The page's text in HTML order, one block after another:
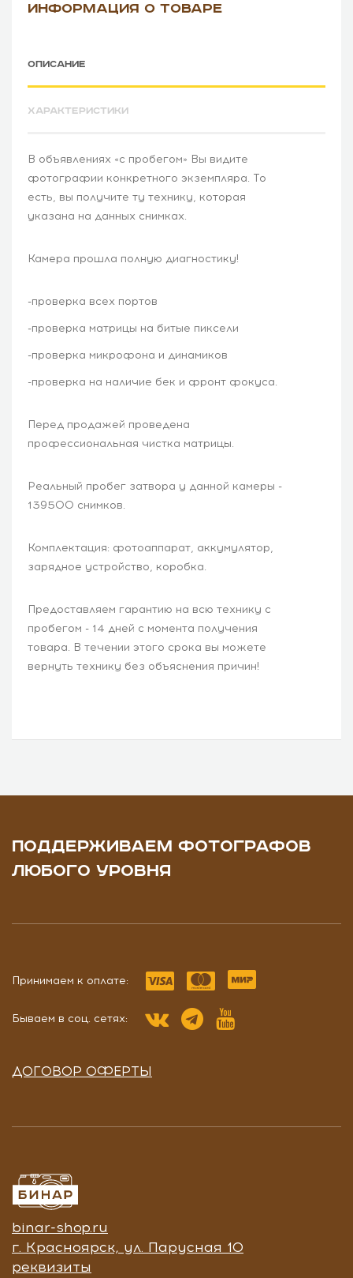
ИНФОРМАЦИЯ О ТОВАРЕ
ОПИСАНИЕ
ХАРАКТЕРИСТИКИ
В объявлениях «c пробегом» Вы видите
фотографии конкретного экземпляра. То
есть, вы получите ту технику, которая
указана на данных снимках.
Камера прошла полную диагностику!
-проверка всех портов
-проверка матрицы на битые пиксели
-проверка микрофона и динамиков
-проверка на наличие бек и фронт фокуса.
Перед продажей проведена
профессиональная чистка матрицы.
Реальный пробег затвора у данной камеры -
139500 снимков.
Комплектация: фотоаппарат, аккумулятор,
зарядное устройство, коробка.
Предоставляем гарантию на всю технику с
пробегом - 14 дней с момента получения
товара. В течении этого срока вы можете
вернуть технику без объяснения причин!
ПОДДЕРЖИВАЕМ ФОТОГРАФОВ
ЛЮБОГО УРОВНЯ
Принимаем к оплате:
Бываем в соц. сетях:
ДОГОВОР ОФЕРТЫ
binar-shop.ru
г. Красноярск, ул. Парусная 10
реквизиты